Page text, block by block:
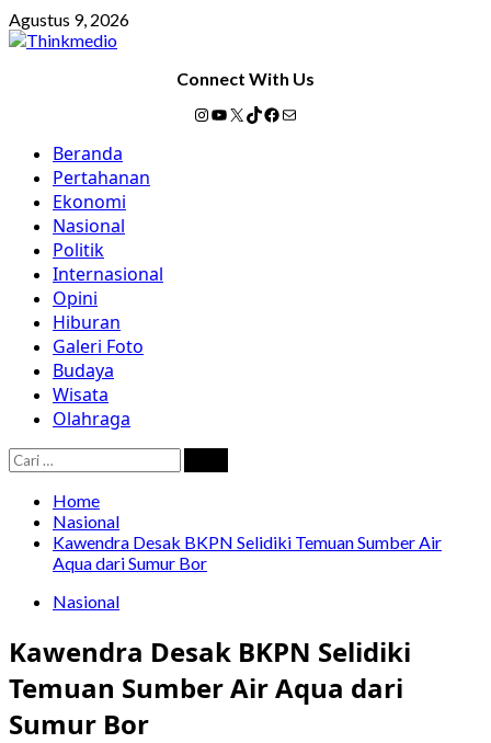
Skip
to
Agustus 9, 2026
Connect With Us
Instagram
YouTube
X TikTok
Facebook
Mail
Primary
Menu
Beranda
Pertahanan
Ekonomi
Nasional
Politik
Internasional
Opini
Hiburan
Galeri Foto
Budaya
Wisata
Olahraga
Cari
untuk:
Home
Nasional
Kawendra Desak BKPN Selidiki Temuan Sumber Air
Aqua dari Sumur Bor
Nasional
Kawendra Desak BKPN Selidiki
Temuan Sumber Air Aqua dari
Sumur Bor